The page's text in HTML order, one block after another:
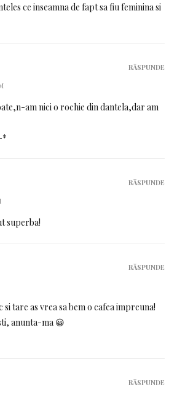
ce inseamna de fapt sa fiu feminina si
am nici o rochie din dantela,dar am
*
RĂSPUNDE
superba!
RĂSPUNDE
si tare as vrea sa bem o cafea impreuna!
anunta-ma 😀
RĂSPUNDE
RĂSPUNDE